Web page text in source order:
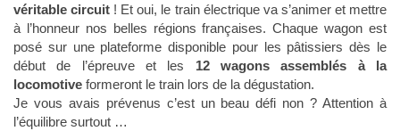
véritable circuit ! Et oui, le train électrique va s’animer et mettre
à l’honneur nos belles régions françaises. Chaque wagon est
posé sur une plateforme disponible pour les pâtissiers dès le
début de l’épreuve et les 12 wagons assemblés à la
locomotive formeront le train lors de la dégustation.
Je vous avais prévenus c’est un beau défi non ? Attention à
l’équilibre surtout …